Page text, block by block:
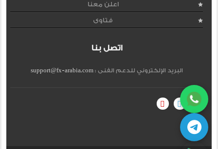
اعلن معنا
فتاوى
اتصل بنا
البريد الإلكتروني للدعم الفنى :support@fx-arabia.com